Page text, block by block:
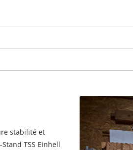
stabilité et
TSS Einhell